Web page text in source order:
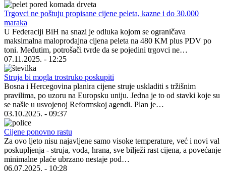
Trgovci ne poštuju propisane cijene peleta, kazne i do 30.000
maraka
U Federaciji BiH na snazi je odluka kojom se ograničava
maksimalna maloprodajna cijena peleta na 480 KM plus PDV po
toni. Međutim, potrošači tvrde da se pojedini trgovci ne…
07.11.2025. - 12:25
Struja bi mogla trostruko poskupiti
Bosna i Hercegovina planira cijene struje uskladiti s tržišnim
pravilima, po uzoru na Europsku uniju. Jedna je to od stavki koje su
se našle u usvojenoj Reformskoj agendi. Plan je…
03.10.2025. - 09:37
Cijene ponovno rastu
Za ovo ljeto nisu najavljene samo visoke temperature, već i novi val
poskupljenja - struja, voda, hrana, sve bilježi rast cijena, a povećanje
minimalne plaće ubrzano nestaje pod…
06.07.2025. - 10:28